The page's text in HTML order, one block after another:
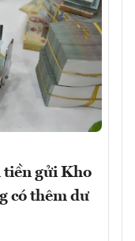
tiền gửi Kho
có thêm dư